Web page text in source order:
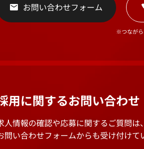
お問い合わせフォーム
※つながら
用に関するお問い合わせ
人情報の確認や応募に関するご質問は、
問い合わせフォームからも受け付けて